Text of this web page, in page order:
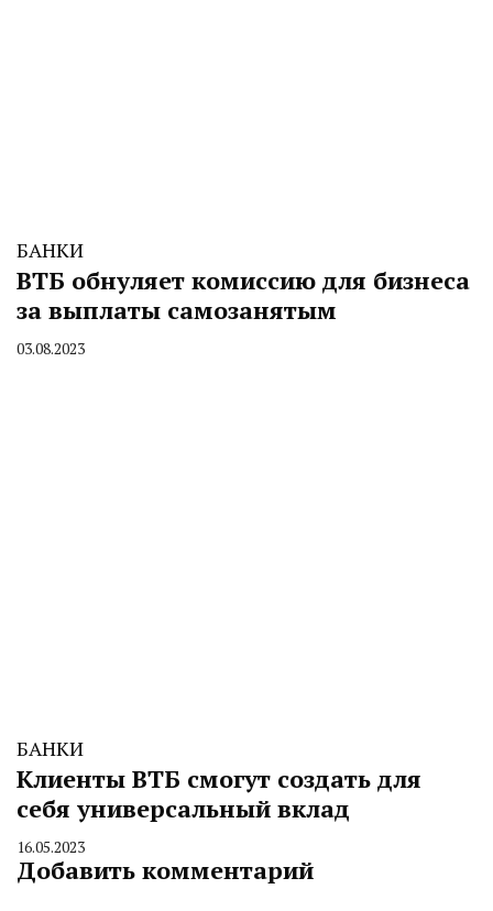
БАНКИ
ВТБ обнуляет комиссию для бизнеса
за выплаты самозанятым
By
03.08.2023
БАНКИ
Клиенты ВТБ смогут создать для
себя универсальный вклад
By
CHELINDUSTRY
16.05.2023
Добавить комментарий